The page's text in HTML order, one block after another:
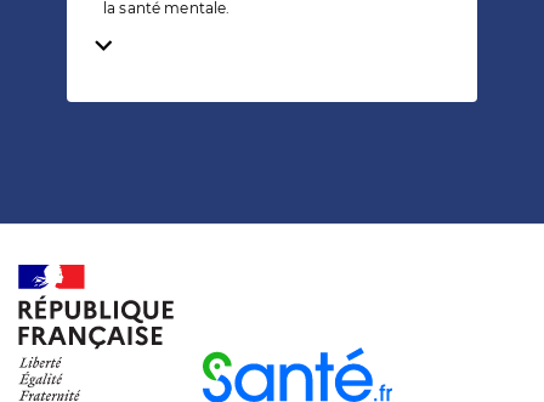
la santé mentale.
Temps de lecture